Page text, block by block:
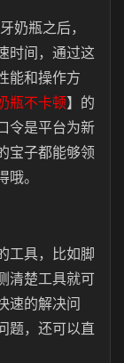
奶瓶之后，
时间，通过这
能和操作方
瓶不卡顿】的
令是平台为新
宝子都能够领
。
工具，比如脚
清楚工具就可
速的解决问
题，还可以直